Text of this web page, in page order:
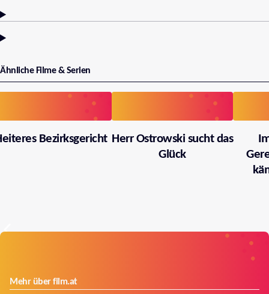
Ähnliche Filme & Serien
Bezirksgericht Herr Ostrowski sucht das
Glück
Mehr über film.at